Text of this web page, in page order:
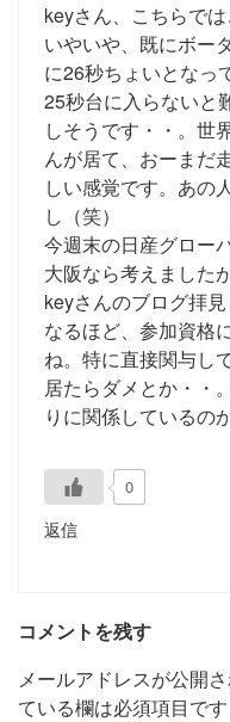
keyさん、こちらで
いやいや、既にボー
に26秒ちょいとなっ
25秒台に入らないと
しそうです・・。世
んが居て、おーまだ
しい感覚です。あの
し（笑）
今週末の日産グロー
大阪なら考えました
keyさんのブログ拝見
なるほど、参加資格
ね。特に直接関与し
居たらダメとか・・
りに関係しているの
0
返信
コメントを残す
メールアドレスが公開
ている欄は必須項目です